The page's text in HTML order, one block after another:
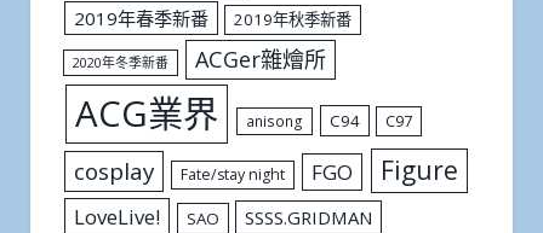
2019年春季新番
2019年秋季新番
2020年冬季新番 ACGer雜燴所
ACG業界 anisong C94 C97
cosplay Fate/stay night FGO Figure
LoveLive! SAO SSSS.GRIDMAN